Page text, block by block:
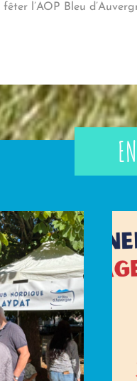
l’AOP Bleu